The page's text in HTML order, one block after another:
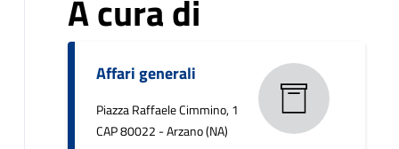
A cura di
Affari generali
Piazza Raffaele Cimmino, 1
CAP 80022 - Arzano (NA)